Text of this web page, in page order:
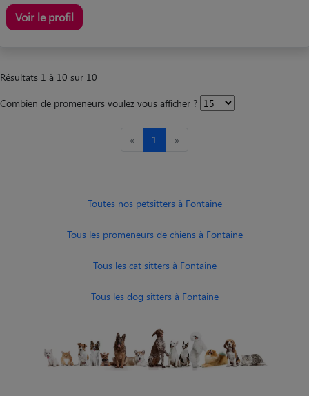
Voir le profil
Résultats 1 à 10 sur 10
Combien de promeneurs voulez vous afficher ?
« 1 »
Toutes nos petsitters à Fontaine
Tous les promeneurs de chiens à Fontaine
Tous les cat sitters à Fontaine
Tous les dog sitters à Fontaine